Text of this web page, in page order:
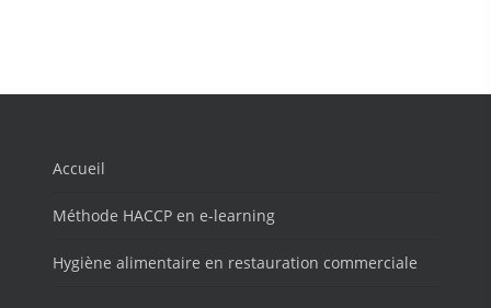
Accueil
Méthode HACCP en e-learning
Hygiène alimentaire en restauration commerciale